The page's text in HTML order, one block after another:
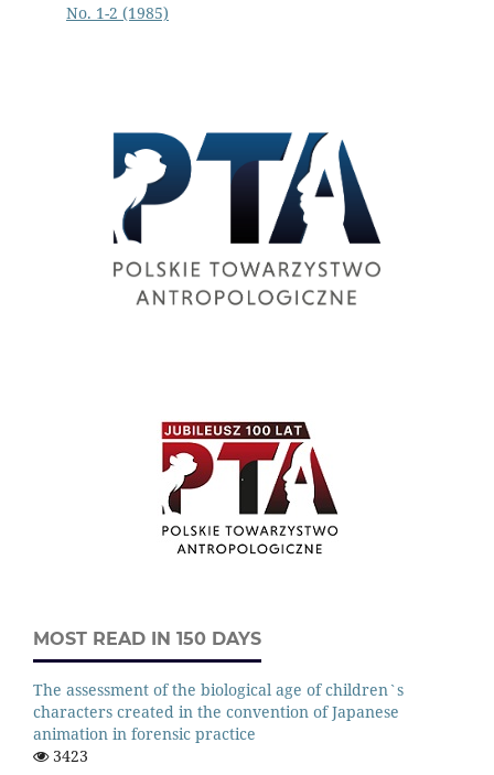
No. 1-2 (1985)
MOST READ IN 150 DAYS
The assessment of the biological age of children`s
characters created in the convention of Japanese
animation in forensic practice
3423